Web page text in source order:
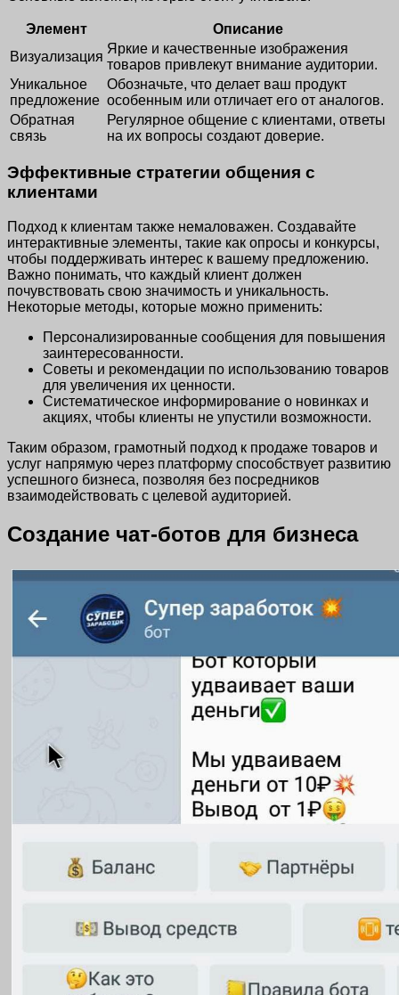
Элемент
Описание
Визуализация
Яркие и качественные изображения
товаров привлекут внимание аудитории.
Уникальное
предложение
Обозначьте, что делает ваш продукт
особенным или отличает его от аналогов.
Обратная
связь
Регулярное общение с клиентами, ответы
на их вопросы создают доверие.
Эффективные стратегии общения с
клиентами
Подход к клиентам также немаловажен. Создавайте
интерактивные элементы, такие как опросы и конкурсы,
чтобы поддерживать интерес к вашему предложению.
Важно понимать, что каждый клиент должен
почувствовать свою значимость и уникальность.
Некоторые методы, которые можно применить:
Персонализированные сообщения для повышения
заинтересованности.
Советы и рекомендации по использованию товаров
для увеличения их ценности.
Систематическое информирование о новинках и
акциях, чтобы клиенты не упустили возможности.
Таким образом, грамотный подход к продаже товаров и
услуг напрямую через платформу способствует развитию
успешного бизнеса, позволяя без посредников
взаимодействовать с целевой аудиторией.
Создание чат-ботов для бизнеса